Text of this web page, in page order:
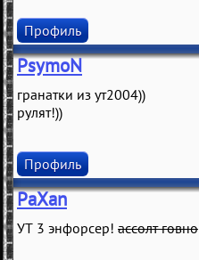
Профиль
PsymoN
гранатки из ут2004))
рулят!))
Профиль
PaXan
УТ 3 энфорсер! ассолт говно